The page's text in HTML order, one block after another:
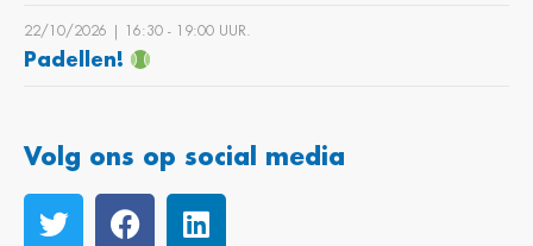
22/10/2026 | 16:30 ‐ 19:00 UUR.
Padellen!
Volg ons op social media